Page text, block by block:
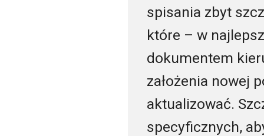
spisania zbyt
które – w
dokumentem
założenia nowej
aktualizować.
specyficznych,